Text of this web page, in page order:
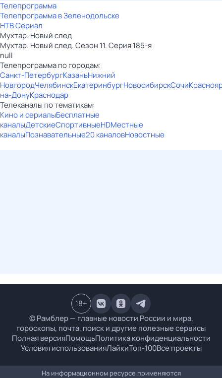
Телепрограмма
Телепрограмма в Зеленодольске
НТВ Сериал
Мухтар. Новый след
Мухтар. Новый след. Сезон 11. Серия 185-я
null
Телепрограмма по городам:
Санкт-ПетербургКазаньНижний
НовгородЧелябинскЕкатеринбургНовосибирскСочи
на-ДонуКраснодар
Телеканалы по тематикам:
Кино и сериалыБесплатные
каналыДетскиеСпортивныеHDМестные
каналыПознавательные20 каналовНовостные
© Рамблер — главные новости России и мира,
гороскопы, почта, поиск и другие полезные сервисы
Полная версияПомощьПолитика конфиденциальности
Условия использованияЛайкиТоп-100Все проекты
18+
На информационном ресурсе применяются